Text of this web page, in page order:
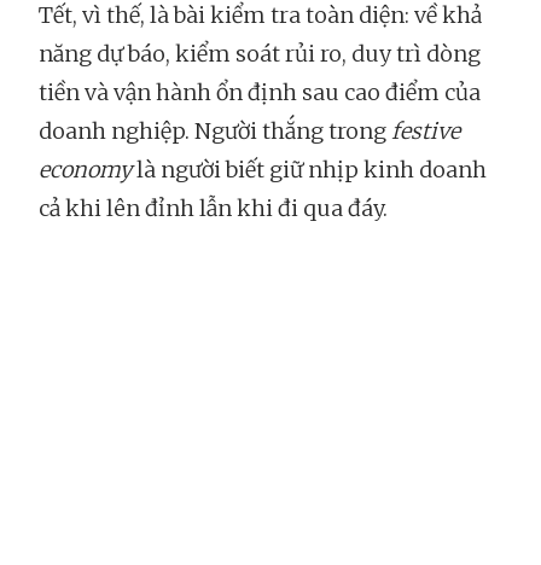
Tết, vì thế, là bài kiểm tra toàn diện: về khả
năng dự báo, kiểm soát rủi ro, duy trì dòng
tiền và vận hành ổn định sau cao điểm của
doanh nghiệp. Người thắng trongfestive
economylà người biết giữ nhịp kinh doanh
cả khi lên đỉnh lẫn khi đi qua đáy.